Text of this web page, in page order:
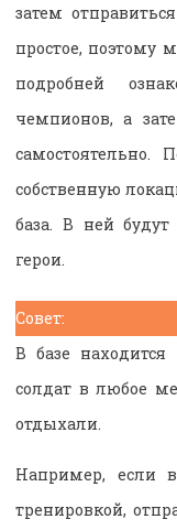
затем
простое, поэтому
подробней
чемпионов, а
самостоятельно.
собственную
база. В ней
герои.
Совет:
В базе
солдат в любое
отдыхали.
Например, если
тренировкой,